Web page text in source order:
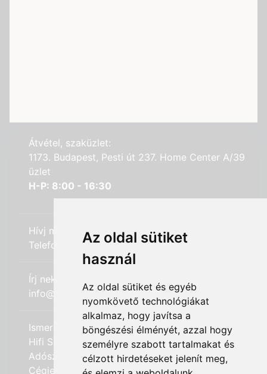
Az oldal sütiket
használ
Az oldal sütiket és egyéb
nyomkövető technológiákat
alkalmaz, hogy javítsa a
böngészési élményét, azzal hogy
személyre szabott tartalmakat és
célzott hirdetéseket jelenít meg,
Átvétel, szaküzlet:
1173. Budapest, Pesti út 237. Home Center A/39
üzlet
H-P: 8:00 - 16:30
Hívj minket:
Telefon: +36 (20) 989-7969
Írj nekünk:
info@hifi-station.hu
Ismerd meg cégünket:
Hifi Station Kft.
Adószám: 13828222-2-42
Cégjegyzékszám: 01-09-875386